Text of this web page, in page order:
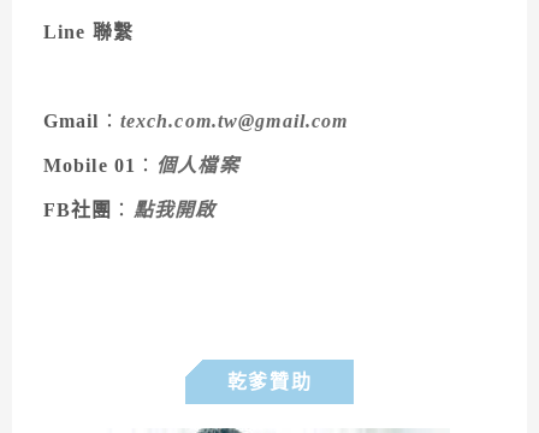
Line 聯繫
Gmail ： texch.com.tw@gmail.com
Mobile 01 ： 個人檔案
FB社團 ： 點我開啟
乾爹贊助